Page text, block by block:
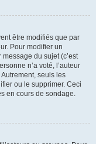
être modifiés que par
Pour modifier un
du sujet (c’est
n’a voté, l’auteur
seuls les
ou le supprimer. Ceci
en cours de sondage.